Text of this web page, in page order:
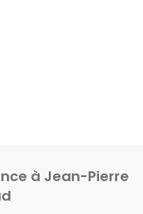
à Jean-Pierre